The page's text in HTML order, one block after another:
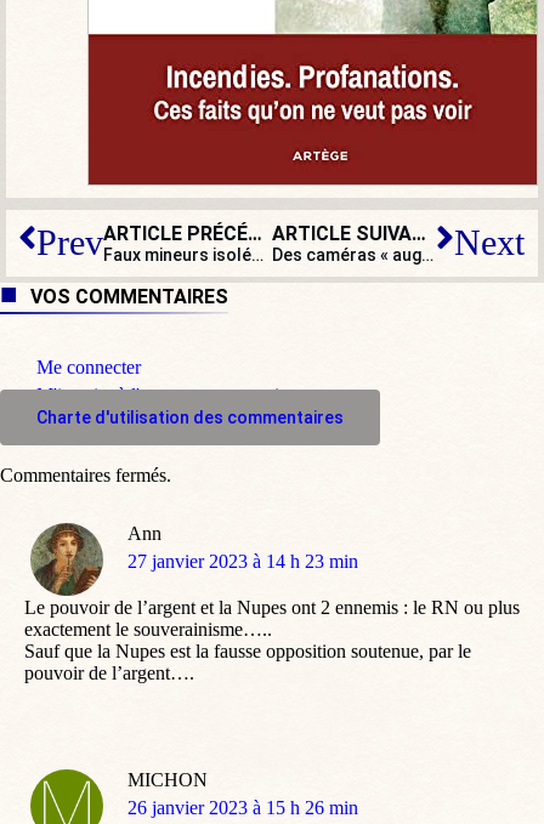
Prev ARTICLE PRÉCÉDENT
Faux mineurs isolés : une énième faillite de l’État
ARTICLE SUIVANT
Des caméras « augmentées » pour la sécurité des JO : souriez, vous êtes filmés Next
VOS COMMENTAIRES
Me connecter
M'inscrire à l'espace commentaire
Charte d'utilisation des commentaires
Ann
dit
27 janvier 2023 à 14 h 23 min
Le pouvoir de l’argent et la Nupes ont 2 ennemis : le RN ou plus
exactement le souverainisme…..
Sauf que la Nupes est la fausse opposition soutenue, par le
pouvoir de l’argent….
MICHON
dit
26 janvier 2023 à 15 h 26 min
Commentaires fermés.